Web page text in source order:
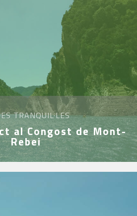
TRANQUIL·LES
al Congost de Mont-
Rebei